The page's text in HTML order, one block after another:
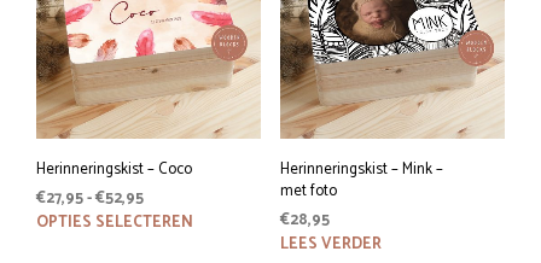
Herinneringskist – Coco
€27,95-€52,95Prijsklasse:
€27,95
OPTIES SELECTEREN
product
Herinneringskist – Mink –
met foto
€28,95
LEES VERDER